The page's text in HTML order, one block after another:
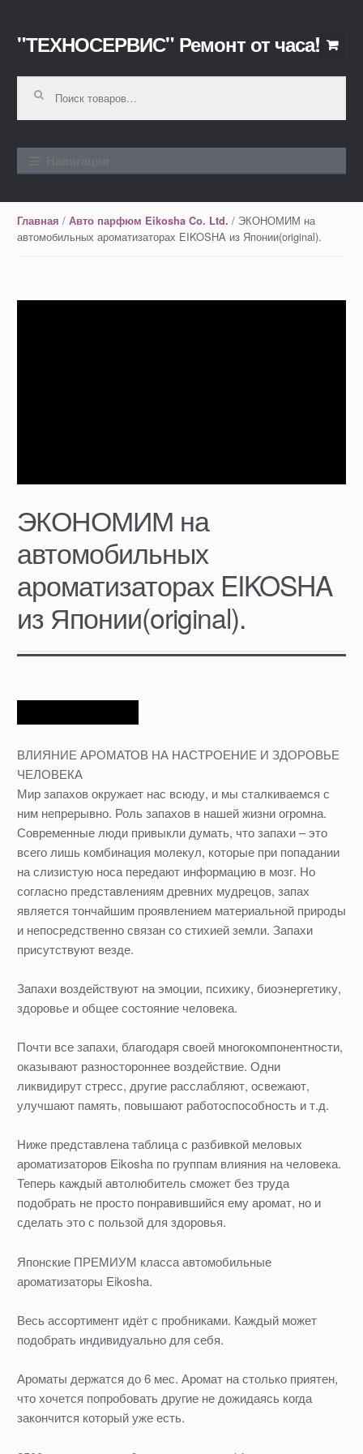
Перейти к навигации
Перейти к содержимому
"ТЕХНОСЕРВИС" Ремонт от часа!
Главная / Авто парфюм Eikosha Co. Ltd. / ЭКОНОМИМ на
автомобильных ароматизаторах EIKOSHA из Японии(original).
ЭКОНОМИМ на
автомобильных
ароматизаторах EIKOSHA
из Японии(original).
ВЛИЯНИЕ АРОМАТОВ НА НАСТРОЕНИЕ И ЗДОРОВЬЕ
ЧЕЛОВЕКА
Мир запахов окружает нас всюду, и мы сталкиваемся с
ним непрерывно. Роль запахов в нашей жизни огромна.
Современные люди привыкли думать, что запахи – это
всего лишь комбинация молекул, которые при попадании
на слизистую носа передают информацию в мозг. Но
согласно представлениям древних мудрецов, запах
является тончайшим проявлением материальной природы
и непосредственно связан со стихией земли. Запахи
присутствуют везде.
Запахи воздействуют на эмоции, психику, биоэнергетику,
здоровье и общее состояние человека.
Почти все запахи, благодаря своей многокомпонентности,
оказывают разностороннее воздействие. Одни
ликвидирут стресс, другие расслабляют, освежают,
улучшают память, повышают работоспособность и т.д.
Ниже представлена таблица с разбивкой меловых
ароматизаторов Eikosha по группам влияния на человека.
Теперь каждый автолюбитель сможет без труда
подобрать не просто понравившийся ему аромат, но и
сделать это с пользой для здоровья.
Японские ПРЕМИУМ класса автомобильные
ароматизаторы Eikosha.
Весь ассортимент идёт с пробниками. Каждый может
подобрать индивидуально для себя.
Ароматы держатся до 6 мес. Аромат на столько приятен,
что хочется попробовать другие не дожидаясь когда
закончится который уже есть.